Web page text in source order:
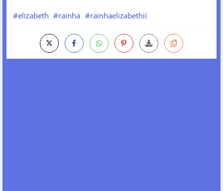
#elizabeth #rainha #rainhaelizabethii